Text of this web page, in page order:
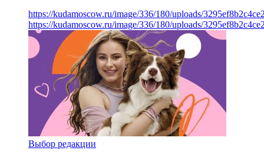
https://kudamoscow.ru/image/336/180/uploads/
https://kudamoscow.ru/image/336/180/uploads/
Выбор редакции